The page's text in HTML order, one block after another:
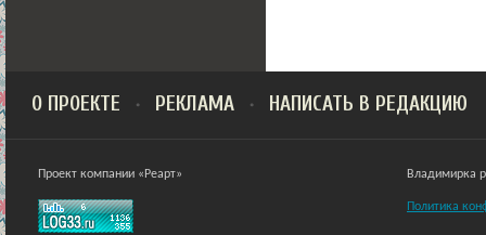
О ПРОЕКТЕ РЕКЛАМА НАПИСАТЬ В РЕДАКЦИЮ
Проект компании «Реарт» Владимирка
Политика